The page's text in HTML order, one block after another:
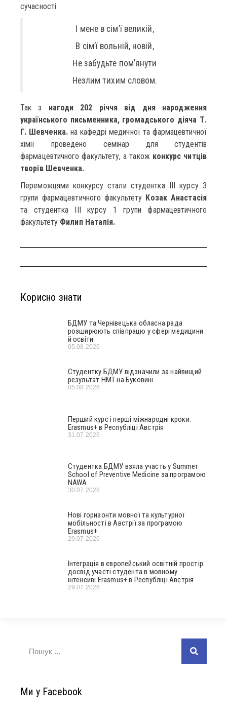
сучасності.
І мене в сім’ї великій,
В сім’ї вольній, новій,
Не забудьте пом’янути
Незлим тихим словом.
Так з нагоди 202 річчя від дня народження
українського письменника, громадського діяча Т.
Г. Шевченка.на кафедрі медичної та фармацевтичної
хімії проведено семінар для студентів
фармацевтичного факультету, а також конкурс читців
творів Шевченка.
Переможцями конкурсу стали студентка ІІІ курсу 3
групи фармацевтичного факультету Козак Анастасія
та студентка ІІІ курсу 1 групи фармацевтичного
факультету Филип Наталія.
Корисно знати
БДМУ та Чернівецька обласна рада
розширюють співпрацю у сфері медицини
й освіти
05.08.2026
Студентку БДМУ відзначили за найвищий
результат НМТ на Буковині
05.08.2026
Перший курс і перші міжнародні кроки:
Erasmus+ в Республіці Австрія
31.07.2026
Студентка БДМУ взяла участь у Summer
School of Preventive Medicine за програмою
NAWA
30.07.2026
Нові горизонти мовної та культурної
мобільності в Австрії за програмою
Erasmus+
29.07.2026
Інтеграція в європейський освітній простір:
досвід участі студента в мовному
інтенсиві Erasmus+ в Республіці Австрія
29.07.2026
Ми у Facebook